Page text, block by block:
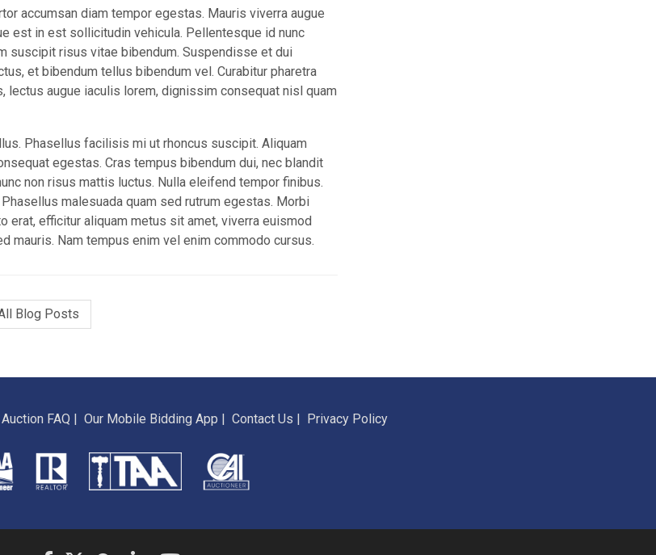
accumsan diam tempor egestas. Mauris viverra augue
est in est sollicitudin vehicula. Pellentesque id nunc
suscipit risus vitae bibendum. Suspendisse et dui
et bibendum tellus bibendum vel. Curabitur pharetra
lectus augue iaculis lorem, dignissim consequat nisl quam
Phasellus facilisis mi ut rhoncus suscipit. Aliquam
egestas. Cras tempus bibendum dui, nec blandit
non risus mattis luctus. Nulla eleifend tempor finibus.
malesuada quam sed rutrum egestas. Morbi
erat, efficitur aliquam metus sit amet, viverra euismod
mauris. Nam tempus enim vel enim commodo cursus.
Blog Posts
Auction FAQ | Our Mobile Bidding App | Contact Us | Privacy Policy